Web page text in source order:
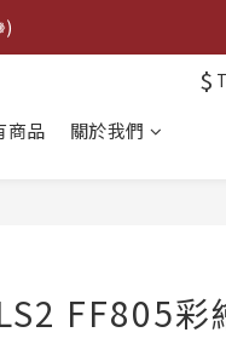
.｡.:*☆
.｡.:*☆
$
商品 關於我們
FF805彩